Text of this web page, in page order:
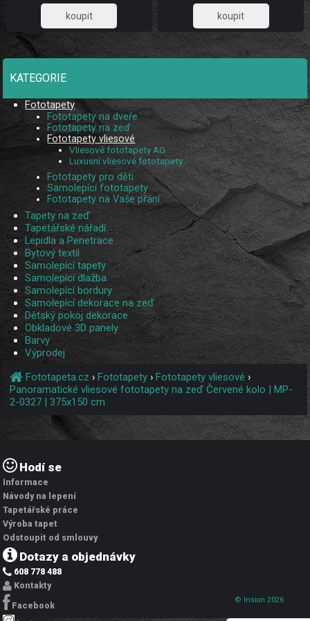
885,95 885,95
KATEGORIE
Fototapety
Fototapety na dveře
Fototapety na zeď
Fototapety vliesové
Vliesové fototapety AG
Luxusní vliesové fototapety
Fototapety pro děti
Samolepící fototapety
Fototapety na Vaše přání
Tapety na zeď
Tapetářské nářadí
Lepidla a Penetrace
Bytový textil
Samolepící tapety
Samolepící dlažba
Samolepící bordury
Samolepící dekorace na zeď
Dětský pokoj dekorace
Obkladové 3D panely
Barvy
Výprodej
Fototapeta.cz ›Fototapety ›Fototapety vliesové ›
Panoramatické vliesové fototapety na zeď Červené kolo | MP-
2-0327 | 375x150 cm
Hodí se
Informace
Návody na lepení
Tapetářské práce
Výroba tapet
Odstoupit od smlouvy
Dotazy a objednávky
608 778 488
Kontakty
Facebook
© Insion 2026